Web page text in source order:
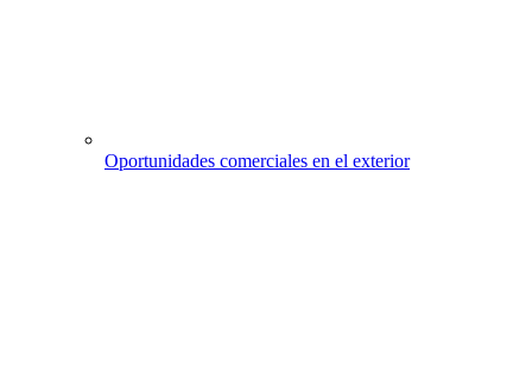
Oportunidades comerciales en el exterior